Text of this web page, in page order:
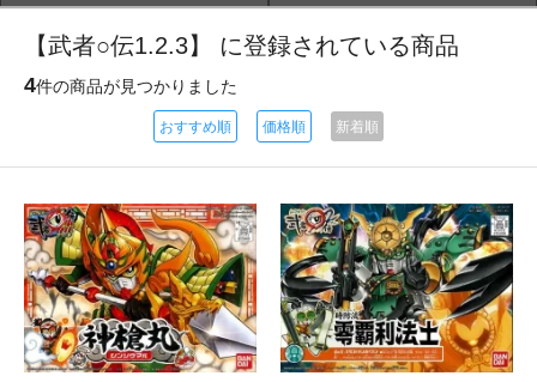
【武者○伝1.2.3】 に登録されている商品
4件の商品が見つかりました
おすすめ順 価格順 新着順